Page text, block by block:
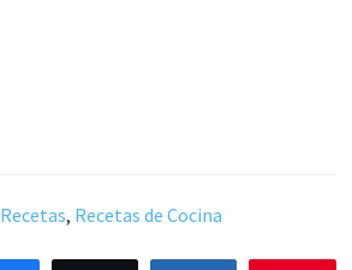
Recetas, Recetas de Cocina